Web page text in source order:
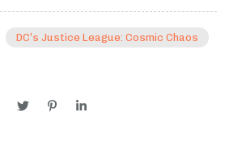
DC’s Justice League: Cosmic Chaos